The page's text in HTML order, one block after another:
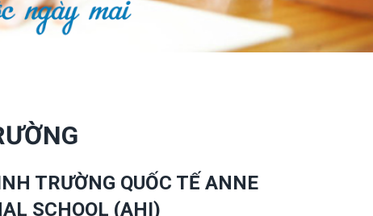
TRƯỜNG QUỐC TẾ ANNE
SCHOOL (AHI)